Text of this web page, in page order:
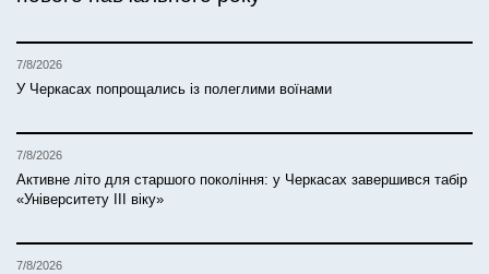
7/8/2026
У Черкасах попрощались із полеглими воїнами
7/8/2026
Активне літо для старшого покоління: у Черкасах завершився табір
«Університету ІІІ віку»
7/8/2026